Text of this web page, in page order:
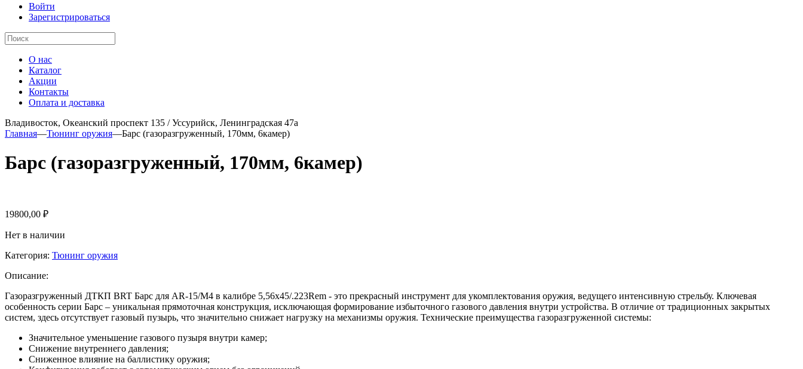
Войти
Зарегистрироваться
О нас
Каталог
Акции
Контакты
Оплата и доставка
Владивосток, Океанский проспект 135 / Уссурийск, Ленинградская 47а
Главная—Тюнинг оружия—Барс (газоразгруженный, 170мм, 6камер)
Барс (газоразгруженный, 170мм, 6камер)
19800,00 ₽
Нет в наличии
Категория: Тюнинг оружия
Описание:
Газоразгруженный ДТКП BRT Барс для AR-15/M4 в калибре 5,56х45/.223Rem - это прекрасный инструмент для укомплектования оружия, ведущего интенсивную стрельбу. Ключевая
особенность серии Барс – уникальная прямоточная конструкция, исключающая формирование избыточного газового давления внутри устройства. В отличие от традиционных закрытых
систем, здесь отсутствует газовый пузырь, что значительно снижает нагрузку на механизмы оружия. Технические преимущества газоразгруженной системы:
Значительное уменьшение газового пузыря внутри камер;
Снижение внутреннего давления;
Сниженное влияние на баллистику оружия;